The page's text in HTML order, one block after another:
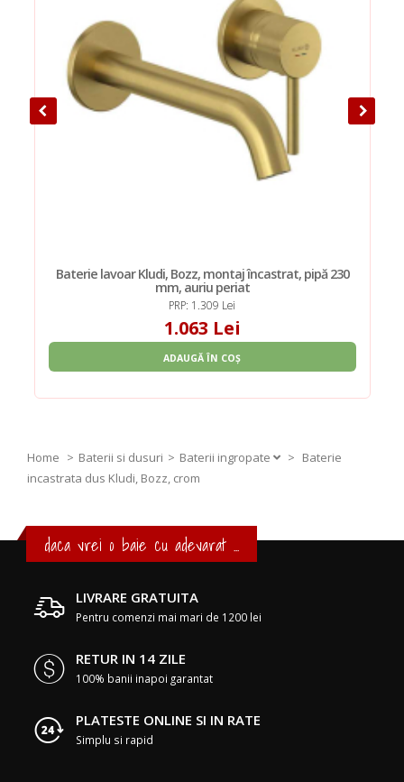
Baterie lavoar Kludi, Bozz, montaj încastrat, pipă 230
mm, auriu periat
PRP: 1.309 Lei
1.063 Lei
ADAUGĂ ÎN COȘ
Home Baterii si dusuri Baterii ingropate > Baterie
incastrata dus Kludi, Bozz, crom
daca vrei o baie cu adevarat ...
LIVRARE GRATUITA
Pentru comenzi mai mari de 1200 lei
RETUR IN 14 ZILE
100% banii inapoi garantat
PLATESTE ONLINE SI IN RATE
Simplu si rapid